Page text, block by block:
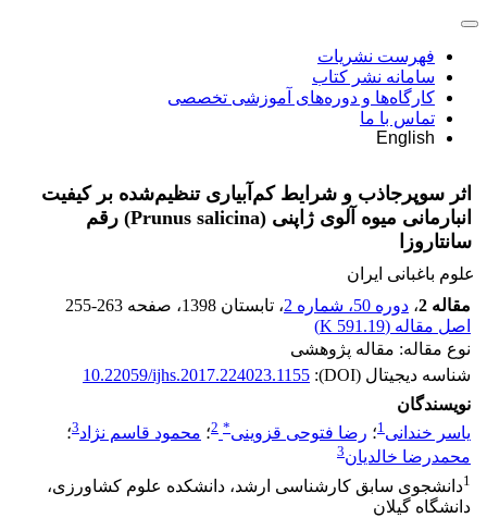
فهرست نشریات
سامانه نشر کتاب
کارگاه‌ها و دوره‌های آموزشی تخصصی
تماس با ما
English
اثر سوپرجاذب و شرایط کم‌آبیاری تنظیم‌شده بر کیفیت
انبارمانی میوه آلوی ژاپنی (Prunus salicina) رقم
سانتاروزا
علوم باغبانی ایران
مقاله 2
، دوره 50، شماره 2 ، تابستان 1398 ، صفحه 255-263
اصل مقاله (591.19 K
)
نوع مقاله: مقاله پژوهشی
شناسه دیجیتال (DOI):
10.22059/ijhs.2017.224023.1155
نویسندگان
یاسر خندانی1؛ رضا فتوحی قزوینی*
2؛ محمود قاسم نژاد3؛
محمدرضا خالدیان3
1دانشجوی سابق کارشناسی ارشد، دانشکده علوم کشاورزی،
دانشگاه گیلان